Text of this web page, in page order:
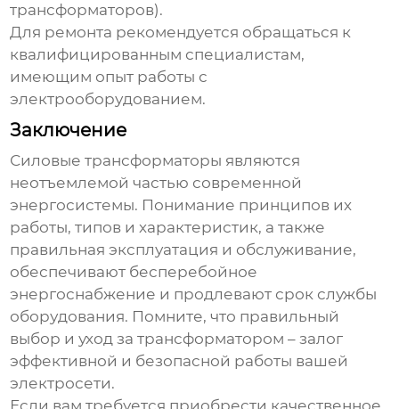
трансформаторов).
Для ремонта рекомендуется обращаться к
квалифицированным специалистам,
имеющим опыт работы с
электрооборудованием.
Заключение
Силовые трансформаторы являются
неотъемлемой частью современной
энергосистемы. Понимание принципов их
работы, типов и характеристик, а также
правильная эксплуатация и обслуживание,
обеспечивают бесперебойное
энергоснабжение и продлевают срок службы
оборудования. Помните, что правильный
выбор и уход за трансформатором – залог
эффективной и безопасной работы вашей
электросети.